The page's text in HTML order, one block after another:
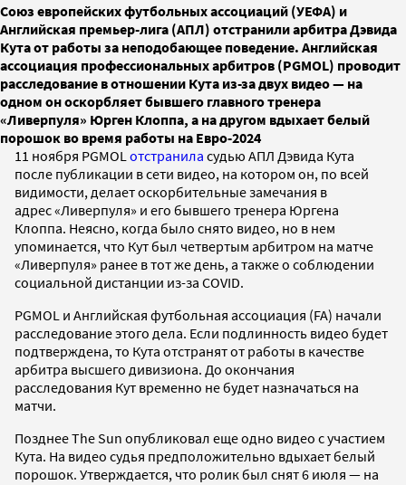
Союз европейских футбольных ассоциаций (УЕФА) и
Английская премьер-лига (АПЛ) отстранили арбитра Дэвида
Кута от работы за неподобающее поведение. Английская
ассоциация профессиональных арбитров (PGMOL) проводит
расследование в отношении Кута из-за двух видео — на
одном он оскорбляет бывшего главного тренера
«Ливерпуля» Юрген Клоппа, а на другом вдыхает белый
порошок во время работы на Евро-2024
11 ноября PGMOL отстранила судью АПЛ Дэвида Кута
после публикации в сети видео, на котором он, по всей
видимости, делает оскорбительные замечания в
адрес «Ливерпуля» и его бывшего тренера Юргена
Клоппа. Неясно, когда было снято видео, но в нем
упоминается, что Кут был четвертым арбитром на матче
«Ливерпуля» ранее в тот же день, а также о соблюдении
социальной дистанции из-за COVID.
PGMOL и Английская футбольная ассоциация (FA) начали
расследование этого дела. Если подлинность видео будет
подтверждена, то Кута отстранят от работы в качестве
арбитра высшего дивизиона. До окончания
расследования Кут временно не будет назначаться на
матчи.
Позднее The Sun опубликовал еще одно видео с участием
Кута. На видео судья предположительно вдыхает белый
порошок. Утверждается, что ролик был снят 6 июля — на